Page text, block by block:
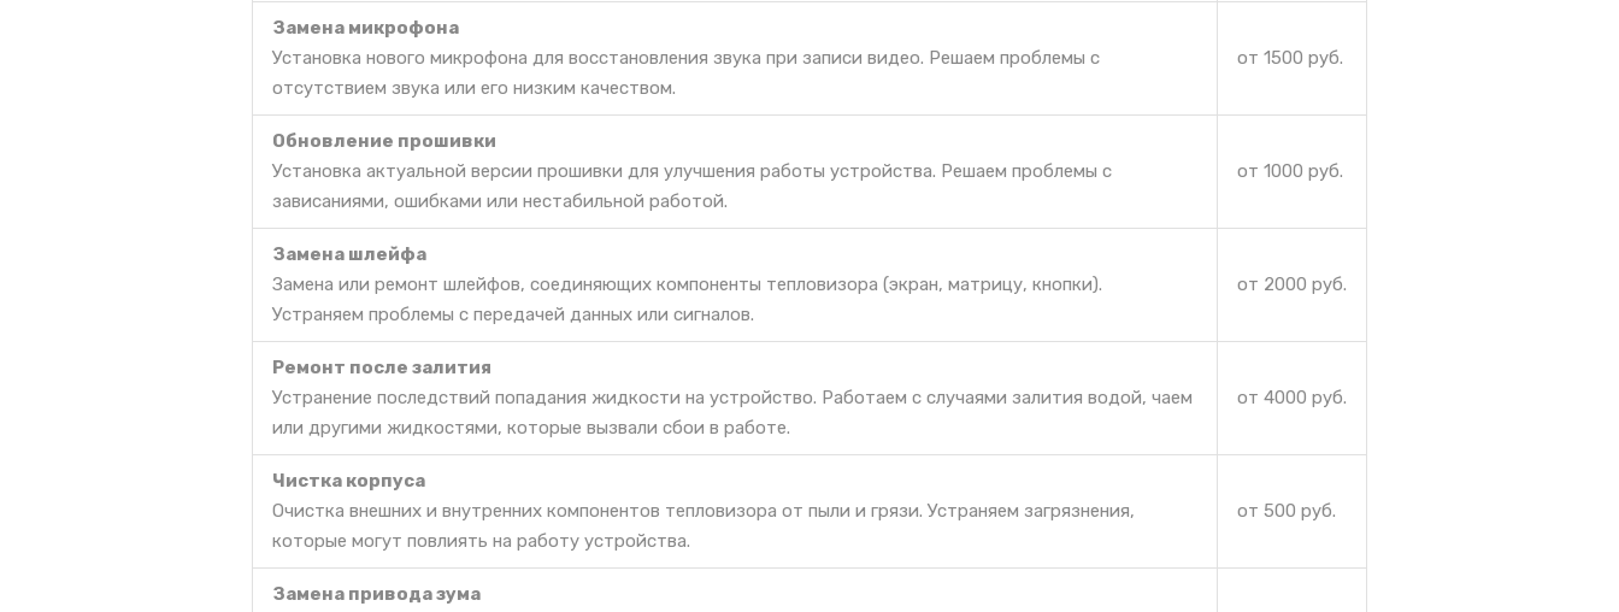
Замена микрофона
Установка нового микрофона для восстановления звука при записи видео. Решаем проблемы с
отсутствием звука или его низким качеством.
от 1500 руб.
Обновление прошивки
Установка актуальной версии прошивки для улучшения работы устройства. Решаем проблемы с
зависаниями, ошибками или нестабильной работой.
от 1000 руб.
Замена шлейфа
Замена или ремонт шлейфов, соединяющих компоненты тепловизора (экран, матрицу, кнопки).
Устраняем проблемы с передачей данных или сигналов.
от 2000 руб.
Ремонт после залития
Устранение последствий попадания жидкости на устройство. Работаем с случаями залития водой, чаем
или другими жидкостями, которые вызвали сбои в работе.
от 4000 руб.
Чистка корпуса
Очистка внешних и внутренних компонентов тепловизора от пыли и грязи. Устраняем загрязнения,
которые могут повлиять на работу устройства.
от 500 руб.
Замена привода зума